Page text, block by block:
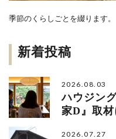
季節のくらしごとを綴ります。
新着投稿
2026.08.03
ハウジン
家D』取材
2026.07.27